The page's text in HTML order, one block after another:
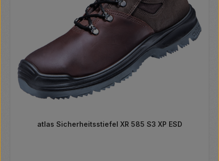
atlas Sicherheitsstiefel XR 585 S3 XP ESD